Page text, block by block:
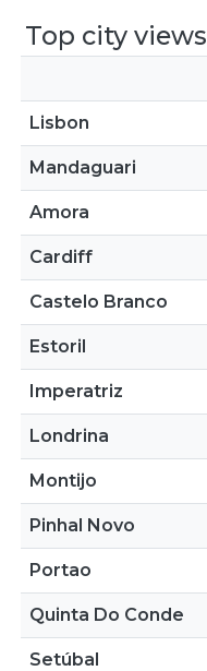
Top city views
Lisbon
Mandaguari
Amora
Cardiff
Castelo Branco
Estoril
Imperatriz
Londrina
Montijo
Pinhal Novo
Portao
Quinta Do Conde
Setúbal